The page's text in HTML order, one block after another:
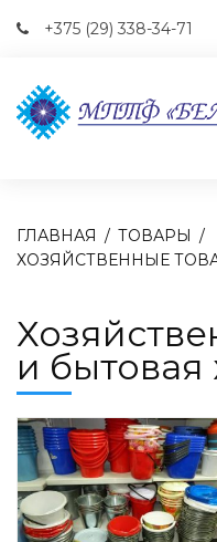
+375 (29) 338-34-71
ГЛАВНАЯ
ТОВАРЫ
ХОЗЯЙСТВЕННЫЕ
и бытовая